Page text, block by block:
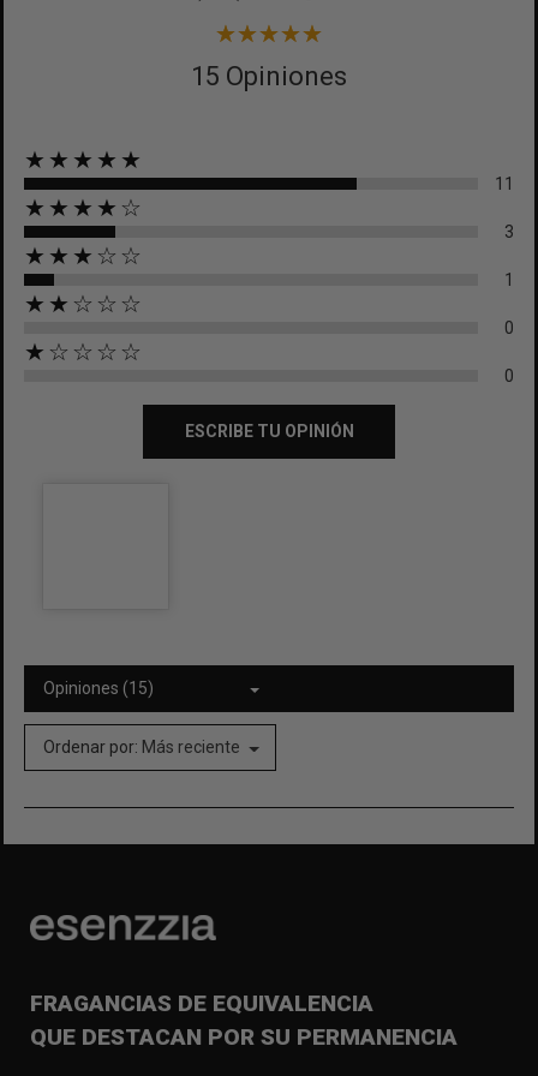
15 Opiniones
★★★★★
11
★★★★☆
3
★★★☆☆
1
★★☆☆☆
0
★☆☆☆☆
0
ESCRIBE TU OPINIÓN
Opiniones (15)
Ordenar por: Más reciente
FRAGANCIAS DE EQUIVALENCIA
QUE DESTACAN POR SU PERMANENCIA